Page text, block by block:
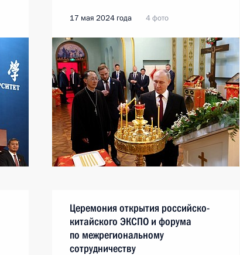
17 мая 2024 года 4 фото
Церемония открытия российско-
китайского ЭКСПО и форума
по межрегиональному
сотрудничеству